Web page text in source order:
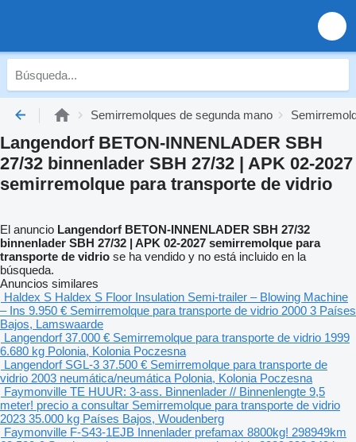
Semirremolques de segunda mano
Langendorf BETON-INNENLADER SBH
27/32 binnenlader SBH 27/32 | APK 02-2027
semirremolque para transporte de vidrio
El anuncio Langendorf BETON-INNENLADER SBH 27/32
binnenlader SBH 27/32 | APK 02-2027 semirremolque para
transporte de vidrio se ha vendido y no está incluido en la
búsqueda.
Anuncios similares
Haldex S Haldex S Floor Insulation Semi-trailer – Blowing Machine
– Ins 9.950 € Semirremolque para transporte de vidrio 2000 3 Países
Bajos, Lamswaarde
Langendorf 37.000 € Semirremolque para transporte de vidrio 1999
6.680 kg Polonia, Kolonia Poczesna
Langendorf SGL-3 37.500 € Semirremolque para transporte de
vidrio 2003 neumática/neumática Polonia, Kolonia Poczesna
Faymonville TE HUUR: 3-ass. Binnenlader // Binnenlengte 9,5
meter! precio a consultar Semirremolque para transporte de vidrio
2023 35.000 kg Países Bajos, Woudenberg
Faymonville F-S43-1EJB Innenlader prefamax 8800kg! 298949km